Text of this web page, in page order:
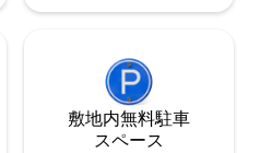
敷地内無料駐⁠車
ス⁠ペ⁠ー⁠ス